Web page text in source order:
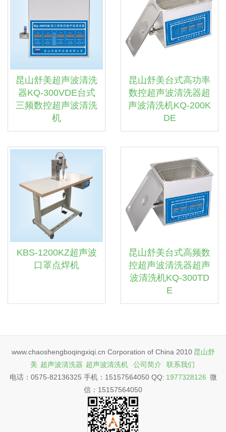
昆山舒美超声波清洗
器KQ-300VDE台式
三频数控超声波清洗
机
昆山舒美台式高功率
数控超声波清洗器超
声波清洗机KQ-200K
DE
KBS-1200KZ超声波
口罩点焊机
昆山舒美台式高频数
控超声波清洗器超声
波清洗机KQ-300TD
E
www.chaoshengboqingxiqi.cn Corporation of China 2010 昆山舒
美 超声波清洗器 超声波清洗机 公司简介
联系我们
电话：0575-82136325 手机：15157564050 QQ: 1977328126 微
信：15157564050